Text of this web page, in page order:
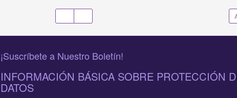
¡Suscríbete a Nuestro Boletín!
INFORMACIÓN BÁSICA SOBRE PROTECCIÓN
DATOS